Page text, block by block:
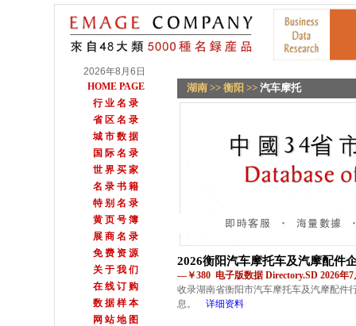
2026年8月6日
HOME PAGE
行 业 名 录
省 区 名 录
城 市 数 据
国 际 名 录
世 界 买 家
名 录 书 籍
特 别 名 录
黄 页 号 簿
展 商 名 录
免 费 资 源
关 于 我 们
在 线 订 购
数 据 样 本
网 站 地 图
湖南 >> 衡阳 >> 汽车摩托
2026衡阳汽车摩托车及汽摩配件
—￥380 电子版数据 Directory.SD 2026年7
收录湖南省衡阳市汽车摩托车及汽摩配件
息。
详细资料